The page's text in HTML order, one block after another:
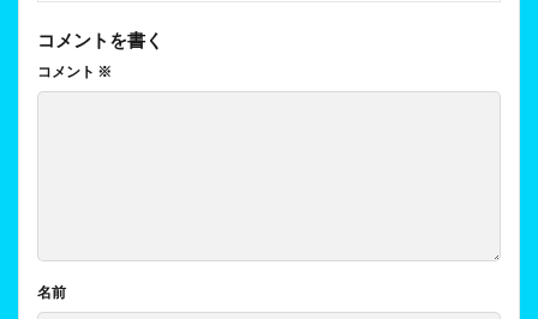
コメントを書く
コメント ※
名前